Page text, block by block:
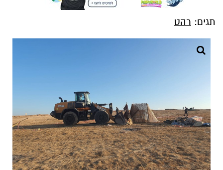
תגים: רהט